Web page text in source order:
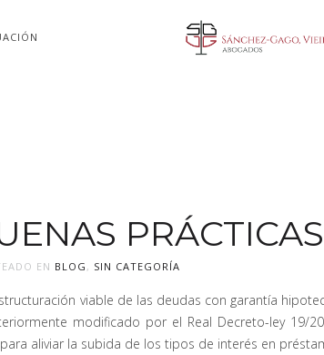
EN BLOG , SIN CATEGORÍA
viable de las deudas con garantía
modificado por el Real Decreto-ley 19/
aliviar la subida de los tipos de interés en